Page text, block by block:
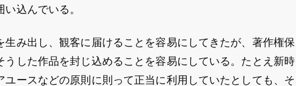
込んでいる。
生み出し、観客に届けることを容易にしてきたが、著作権保
うした作品を封じ込めることを容易にしている。たとえ新時
ユースなどの原則に則って正当に利用していたとしても、そ